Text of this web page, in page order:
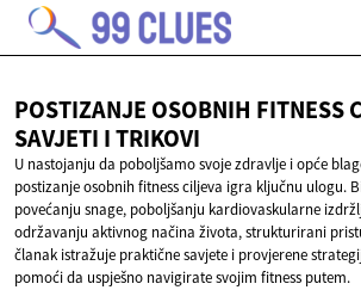
POSTIZANJE OSOBNIH FITNESS
SAVJETI I TRIKOVI
U nastojanju da poboljšamo svoje zdravlje i opće
postizanje osobnih fitness ciljeva igra ključnu ulogu.
povećanju snage, poboljšanju kardiovaskularne
održavanju aktivnog načina života, strukturirani
članak istražuje praktične savjete i provjerene
pomoći da uspješno navigirate svojim fitness putem.